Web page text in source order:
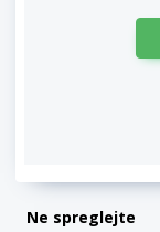
Ne spreglejte